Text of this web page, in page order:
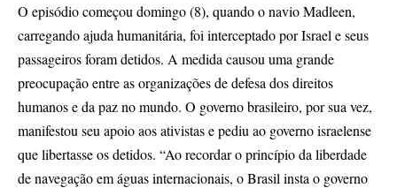
O episódio começou domingo (8), quando o navio Madleen,
carregando ajuda humanitária, foi interceptado por Israel e seus
passageiros foram detidos. A medida causou uma grande
preocupação entre as organizações de defesa dos direitos
humanos e da paz no mundo. O governo brasileiro, por sua vez,
manifestou seu apoio aos ativistas e pediu ao governo israelense
que libertasse os detidos. “Ao recordar o princípio da liberdade
de navegação em águas internacionais, o Brasil insta o governo